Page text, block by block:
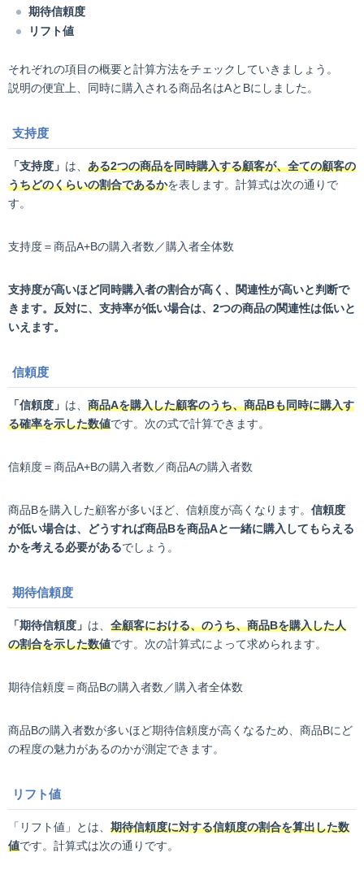
期待信頼度
リフト値
それぞれの項目の概要と計算方法をチェックしていきましょう。
説明の便宜上、同時に購入される商品名はAとBにしました。
支持度
「支持度」 は、 ある2つの商品を同時購入する顧客が、全ての顧客の
うちどのくらいの割合であるかを表します。計算式は次の通りで
す。
支持度＝商品A+Bの購入者数／購入者全体数
支持度が高いほど同時購入者の割合が高く、関連性が高いと判断で
きます。反対に、支持率が低い場合は、2つの商品の関連性は低いと
いえます。
信頼度
「信頼度」 は、 商品Aを購入した顧客のうち、商品Bも同時に購入す
る確率を示した数値です。次の式で計算できます。
信頼度＝商品A+Bの購入者数／商品Aの購入者数
商品Bを購入した顧客が多いほど、信頼度が高くなります。 信頼度
が低い場合は、どうすれば商品Bを商品Aと一緒に購入してもらえる
かを考える必要があるでしょう。
期待信頼度
「期待信頼度」 は、 全顧客における、のうち、商品Bを購入した人
の割合を示した数値です。次の計算式によって求められます。
期待信頼度＝商品Bの購入者数／購入者全体数
商品Bの購入者数が多いほど期待信頼度が高くなるため、商品Bにど
の程度の魅力があるのかが測定できます。
リフト値
「リフト値」とは、 期待信頼度に対する信頼度の割合を算出した数
値です。計算式は次の通りです。